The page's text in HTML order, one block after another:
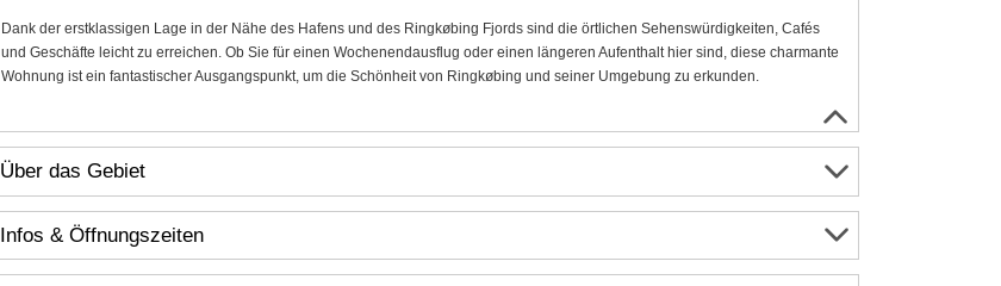
Dank der erstklassigen Lage in der Nähe des Hafens und des Ringkøbing Fjords sind die örtlichen Sehenswürdigkeiten, Cafés
und Geschäfte leicht zu erreichen. Ob Sie für einen Wochenendausflug oder einen längeren Aufenthalt hier sind, diese charmante
Wohnung ist ein fantastischer Ausgangspunkt, um die Schönheit von Ringkøbing und seiner Umgebung zu erkunden.
Über das Gebiet
Infos & Öffnungszeiten